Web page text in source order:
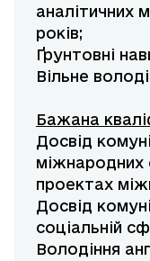
аналітичних
років;
Ґрунтовні
Вільне
Бажана
Досвід
міжнародних
проектах
Досвід
соціальній
Володіння